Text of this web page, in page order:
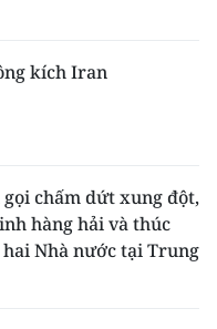
kích Iran
chấm dứt xung đột,
hàng hải và thúc
Nhà nước tại Trung